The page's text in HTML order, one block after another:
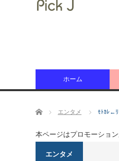
ホーム
ホーム エンタメ ﾓﾄｶﾚ←ﾘ
本ページはプロモーショ
エンタメ